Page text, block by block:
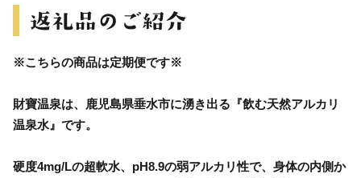
※こちらの商品は定期便です※
財寶温泉は、鹿児島県垂水市に湧き出る『飲む天然アルカリ
温泉水』です。
硬度4mg/Lの超軟水、pH8.9の弱アルカリ性で、身体の内側か